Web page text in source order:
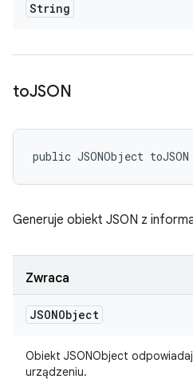
String
toJSON
public JSONObject
Generuje obiekt JSON z
Zwraca
JSONObject
Obiekt JSONObject
urządzeniu.